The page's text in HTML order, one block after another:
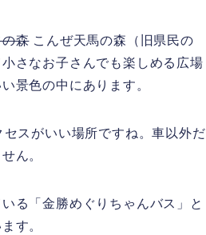
森こんぜ天馬の森（旧県民の
さなお子さんでも楽しめる広場
景色の中にあります。
スがいい場所ですね。車以外だ
ん。
る「金勝めぐりちゃんバス」と
す。